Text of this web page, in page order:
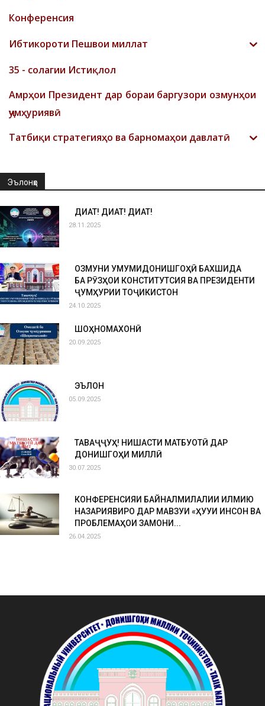
Конференсия
Ибтикороти Пешвои миллат
35 - солагии Истиқлол
Амрҳои Президент дар бораи баргузори озмунҳои
ҷумҳуриявӣ
Татбиқи стратегияҳо ва барномаҳои давлатӣ
Эълонҳо
ДИҚҚАТ! ДИҚҚАТ! ДИҚҚАТ!
28.11.2025
ОЗМУНИ УМУМИДОНИШГОҲӢ БАХШИДА
БА РӮЗҲОИ КОНСТИТУТСИЯ ВА ПРЕЗИДЕНТИ
ҶУМҲУРИИ ТОҶИКИСТОН
24.10.2025
ШОҲНОМАХОНӢ
20.09.2025
ЭЪЛОН
05.09.2025
ТАВАҶҶУҲ! НИШАСТИ МАТБУОТӢ ДАР
ДОНИШГОҲИ МИЛЛӢ
30.07.2025
КОНФЕРЕНСИЯИ БАЙНАЛМИЛАЛИИ ИЛМИЮ
НАЗАРИЯВИРО ДАР МАВЗУИ «ҲУҚУҚИ ИНСОН ВА
ПРОБЛЕМАҲОИ ЗАМОНИ...
26.04.2025